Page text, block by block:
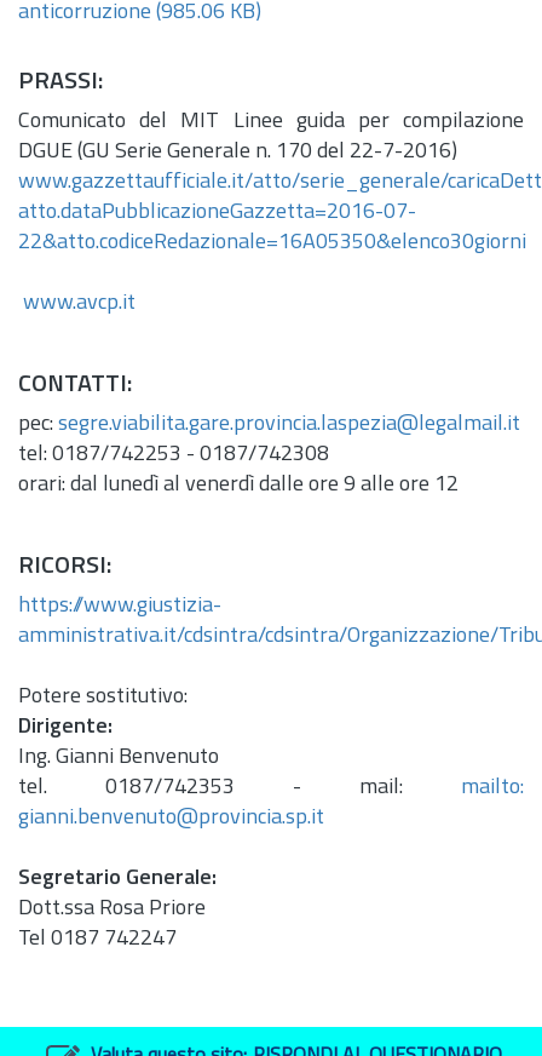
anticorruzione (985.06 KB)
PRASSI:
Comunicato del MIT Linee guida per compilazione
DGUE (GU Serie Generale n. 170 del 22-7-2016)
www.gazzettaufficiale.it/atto/serie_generale/
atto.dataPubblicazioneGazzetta=2016-07-
22&atto.codiceRedazionale=16A05350&elenco30giorni
www.avcp.it
CONTATTI:
pec: segre.viabilita.gare.provincia.laspezia@legalmail.it
tel: 0187/742253 - 0187/742308
orari: dal lunedì al venerdì dalle ore 9 alle ore 12
RICORSI:
https://www.giustizia-
amministrativa.it/cdsintra/cdsintra/Organizzazione/
Potere sostitutivo:
Dirigente:
Ing. Gianni Benvenuto
tel. 0187/742353 - mail: mailto:
gianni.benvenuto@provincia.sp.it
Segretario Generale:
Dott.ssa Rosa Priore
Tel 0187 742247